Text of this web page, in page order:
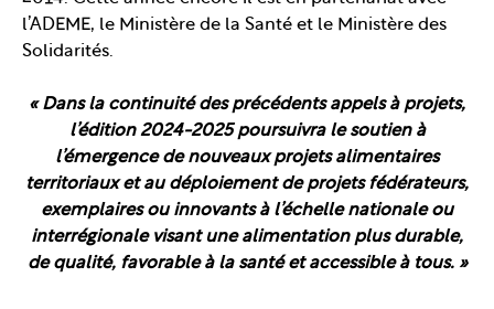
l’ADEME, le Ministère de la Santé et le Ministère des
Solidarités.
« Dans la continuité des précédents appels à projets,
l’édition 2024-2025 poursuivra le soutien à
l’émergence de nouveaux projets alimentaires
territoriaux et au déploiement de projets fédérateurs,
exemplaires ou innovants à l’échelle nationale ou
interrégionale visant une alimentation plus durable,
de qualité, favorable à la santé et accessible à tous. »